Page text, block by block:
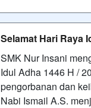
Selamat Hari Raya
SMK Nur Insani
Idul Adha 1446 H /
pengorbanan dan
Nabi Ismail A.S.